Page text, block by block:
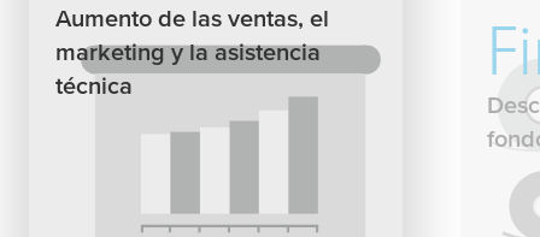
Aumento de las ventas, el
marketing y la asistencia
técnica